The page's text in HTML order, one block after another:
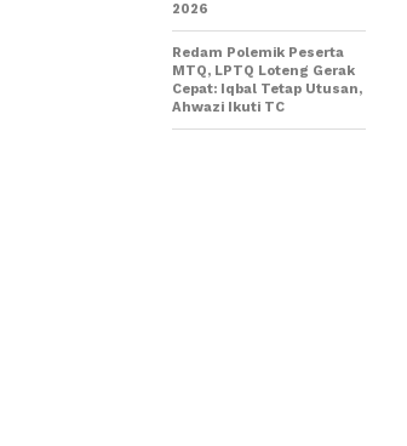
2026
Redam Polemik Peserta
MTQ, LPTQ Loteng Gerak
Cepat: Iqbal Tetap Utusan,
Ahwazi Ikuti TC